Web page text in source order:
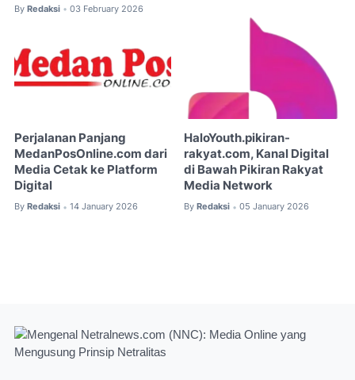
By Redaksi • 03 February 2026
Perjalanan Panjang
MedanPosOnline.com dari
Media Cetak ke Platform
Digital
By Redaksi • 14 January 2026
HaloYouth.pikiran-
rakyat.com, Kanal Digital
di Bawah Pikiran Rakyat
Media Network
By Redaksi • 05 January 2026